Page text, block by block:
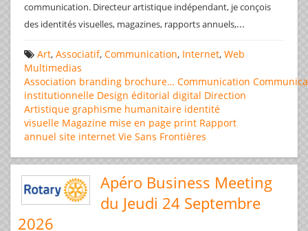
communication. Directeur artistique indépendant, je conçois
des identités visuelles, magazines, rapports annuels,...
Art, Associatif, Communication, Internet, Web
Multimedias
Association branding brochure… Communication
institutionnelle Design éditorial digital Direction
Artistique graphisme humanitaire identité
visuelle Magazine mise en page print Rapport
annuel site internet Vie Sans Frontières
Apéro Business Meeting
du Jeudi 24 Septembre
2026